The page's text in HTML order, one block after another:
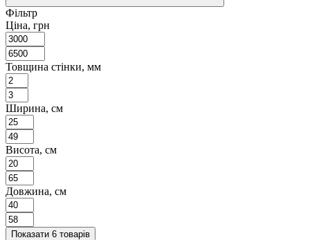
Фільтр
Ціна, грн
Товщина стінки, мм
Ширина, см
Висота, см
Довжина, см
Показати 6 товарів